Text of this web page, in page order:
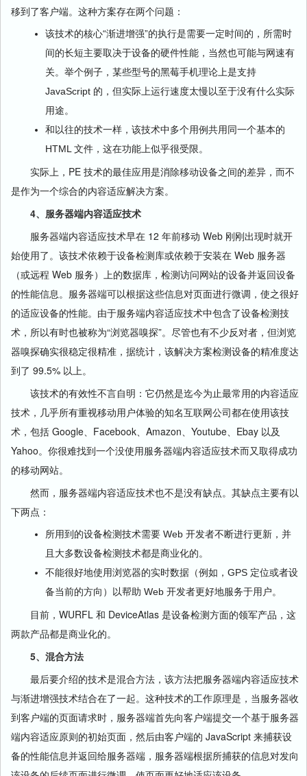
移到了客户端。这种方案存在两个问题：
该技术的核心“渐进增强”的执行是需要一定时间的，所需时
间的长短主要取决于设备的硬件性能，当然也可能与网速有
关。举个例子，某些型号的黑莓手机理论上是支持
JavaScript 的，但实际上运行速度太慢以至于没有什么实际
用途。
和以往的技术一样，该技术中多个用例共用同一个基本的
HTML 文件，这在功能上似乎很受限。
实际上，PE 技术的最佳应用是消除移动设备之间的差异，而不
是作为一个综合的内容适应解决方案。
4、服务器端内容适应技术
服务器端内容适应技术早在 12 年前移动 Web 刚刚出现时就开
始使用了。该技术依赖于设备检测库或依赖于安装在 Web 服务器
（或远程 Web 服务）上的数据库，检测访问网站的设备并返回设备
的性能信息。服务器端可以根据这些信息对页面进行微调，使之很好
的适应设备的性能。由于服务端内容适应技术中包含了设备检测技
术，所以有时也被称为“浏览器嗅探”。尽管也有不少反对者，但浏览
器嗅探确实很稳定很精准，据统计，该解决方案检测设备的精准度达
到了 99.5% 以上。
该技术的有效性不言自明：它仍然是迄今为止最常用的内容适应
技术，几乎所有重视移动用户体验的知名互联网公司都在使用该技
术，包括 Google、Facebook、Amazon、Youtube、Ebay 以及
Yahoo。你很难找到一个没使用服务器端内容适应技术而又取得成功
的移动网站。
然而，服务器端内容适应技术也不是没有缺点。其缺点主要有以
下两点：
所用到的设备检测技术需要 Web 开发者不断进行更新，并
且大多数设备检测技术都是商业化的。
不能很好地使用浏览器的实时数据（例如，GPS 定位或者设
备当前的方向）以帮助 Web 开发者更好地服务于用户。
目前，WURFL 和 DeviceAtlas 是设备检测方面的领军产品，这
两款产品都是商业化的。
5、混合方法
最后要介绍的技术是混合方法，该方法把服务器端内容适应技术
与渐进增强技术结合在了一起。这种技术的工作原理是，当服务器收
到客户端的页面请求时，服务器端首先向客户端提交一个基于服务器
端内容适应原则的初始页面，然后由客户端的 JavaScript 来捕获设
备的性能信息并返回给服务器端，服务器端根据所捕获的信息对发向